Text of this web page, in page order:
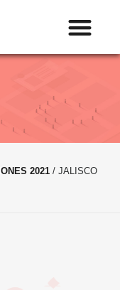
2021 / JALISCO